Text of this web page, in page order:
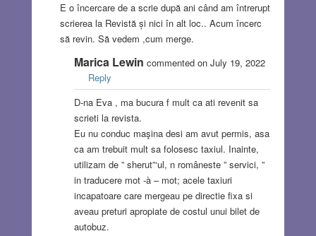
E o încercare de a scrie după ani când am întrerupt
scrierea la Revistă și nici în alt loc.. Acum încerc
să revin. Să vedem ,cum merge.
Marica Lewin commented on July 19, 2022
Reply
D-na Eva , ma bucura f mult ca ati revenit sa
scrieti la revista.
Eu nu conduc maşina desi am avut permis, asa
ca am trebuit mult sa folosesc taxiul. Inainte,
utilizam de ” sherut”‘ul, n româneste ” servici, ”
in traducere mot -à – mot; acele taxiuri
incapatoare care mergeau pe directie fixa si
aveau preturi apropiate de costul unui bilet de
autobuz.